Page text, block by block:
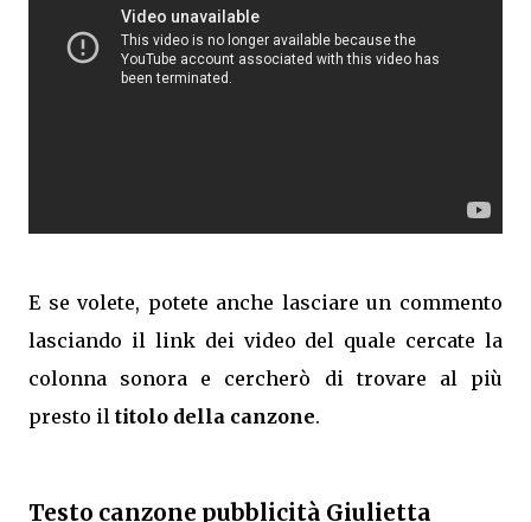
E se volete, potete anche lasciare un commento
lasciando il link dei video del quale cercate la
colonna sonora e cercherò di trovare al più
presto il titolo della canzone.
Testo canzone pubblicità Giulietta